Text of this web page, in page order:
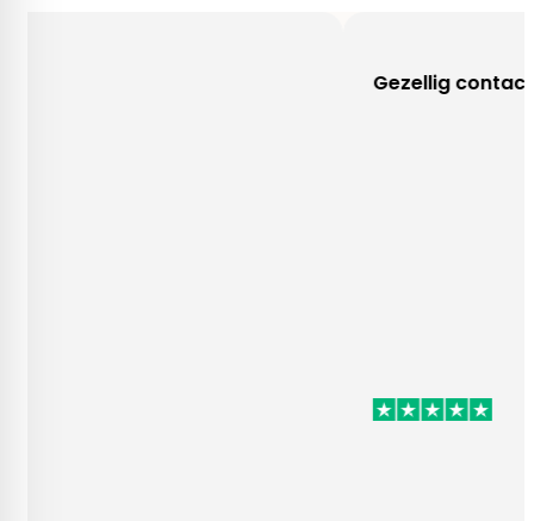
Gezellig contact!